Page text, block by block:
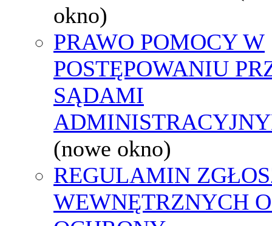
okno)
PRAWO POMOCY W
POSTĘPOWANIU
SĄDAMI
(nowe okno)
REGULAMIN
WEWNĘTRZNYCH